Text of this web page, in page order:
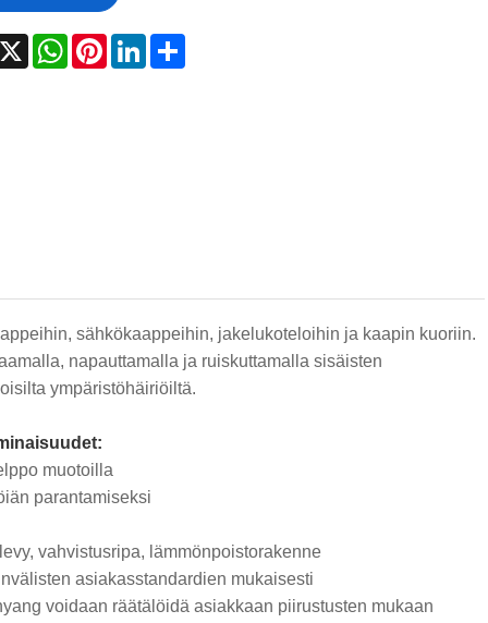
X WhatsApp
PinterestLinkedInShare
sähkökaappeihin, jakelukoteloihin ja kaapin kuoriin.
napauttamalla ja ruiskuttamalla sisäisten
ympäristöhäiriöiltä.
muotoilla
parantamiseksi
vahvistusripa, lämmönpoistorakenne
asiakasstandardien mukaisesti
voidaan räätälöidä asiakkaan piirustusten mukaan